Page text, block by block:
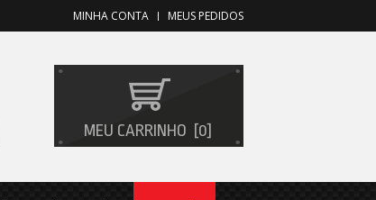
MEUS PEDIDOS
MINHA CONTA
MEU CARRINHO 0